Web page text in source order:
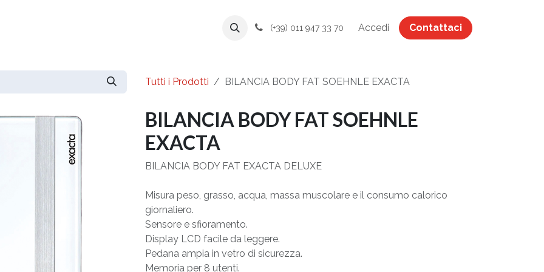
(+39) 011 947 33 70 Accedi Contattaci
Tutti i Prodotti BILANCIA BODY FAT SOEHNLE EXACTA
BILANCIA BODY FAT SOEHNLE
EXACTA
BILANCIA BODY FAT EXACTA DELUXE
Misura peso, grasso, acqua, massa muscolare e il consumo calorico
giornaliero.
Sensore e sfioramento.
Display LCD facile da leggere.
Pedana ampia in vetro di sicurezza.
Memoria per 8 utenti.